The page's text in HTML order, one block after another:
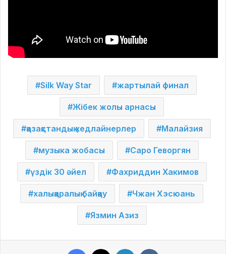
Silk Way Star жартылай финал
Жібек жолы арнасы
қазақстандық хедлайнерлер Малайзия
музыка жобасы Саро Геворгян
үздік 30 әйел Фахриддин Хакимов
халықаралық байқау Чжан Хэсюань
Язмин Азиз
Facebook LinkedIn